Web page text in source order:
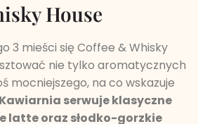
House
3 mieści się Coffee & Whisky
nie tylko aromatycznych
mocniejszego, na co wskazuje
Kawiarnia serwuje klasyczne
latte oraz słodko-gorzkie